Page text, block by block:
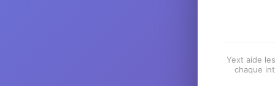
Yext aide
chaque